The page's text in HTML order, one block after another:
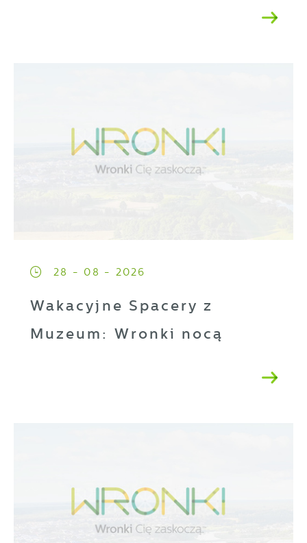
28 - 08 - 2026
Wakacyjne Spacery z
Muzeum: Wronki nocą